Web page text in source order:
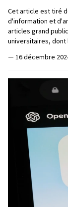
Cet article est tiré
d'information et
articles grand
universitaires, dont
— 16 décembre